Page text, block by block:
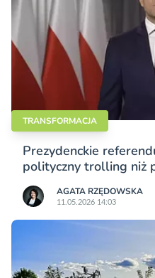
TRANSFORMACJA
Prezydenckie
polityczny trolling niż
AGATA RZĘDOWSKA
11.05.2026 14:03